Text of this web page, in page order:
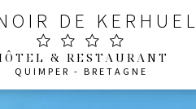
DE KERHUEL
& RESTAURANT
QUIMPER - BRETAGNE